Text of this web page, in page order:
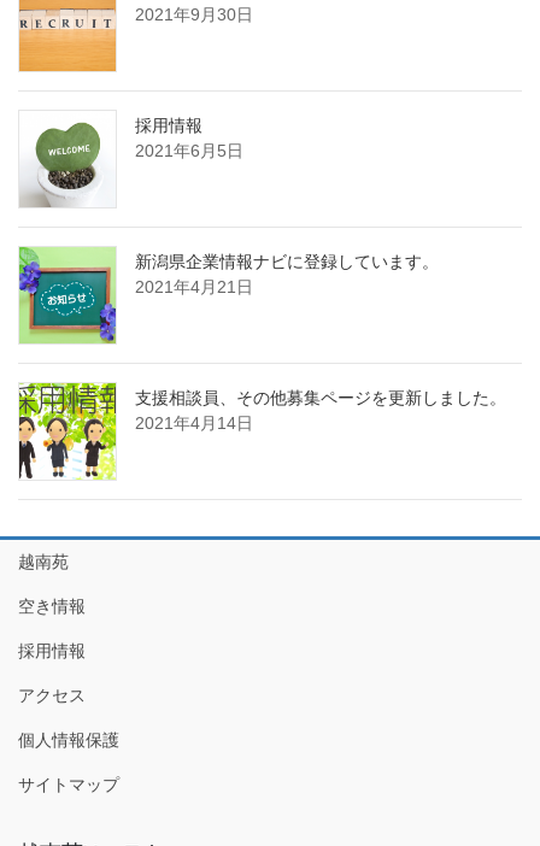
2021年9月30日
採用情報
2021年6月5日
新潟県企業情報ナビに登録しています。
2021年4月21日
支援相談員、その他募集ページを更新しました。
2021年4月14日
越南苑
空き情報
採用情報
アクセス
個人情報保護
サイトマップ